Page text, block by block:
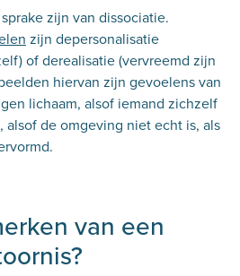
zijn van dissociatie.
zijn depersonalisatie
of derealisatie (vervreemd zijn
hiervan zijn gevoelens van
lichaam, alsof iemand zichzelf
alsof de omgeving niet echt is, als
van een